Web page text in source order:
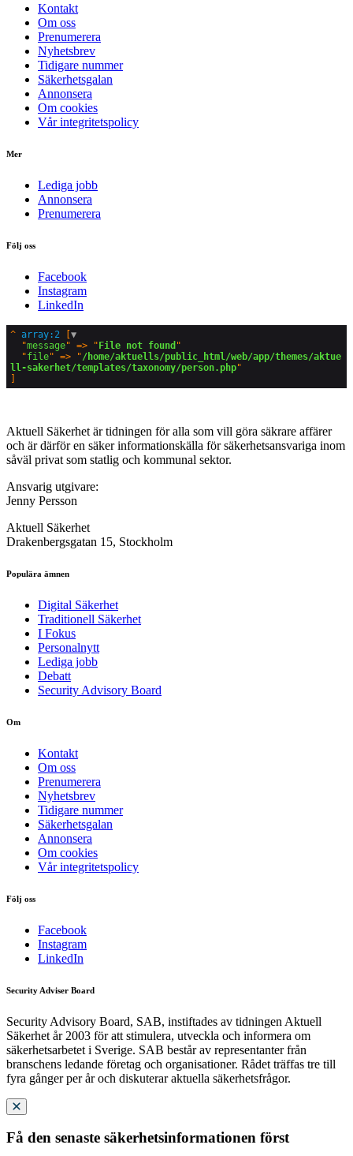
Kontakt
Om oss
Prenumerera
Nyhetsbrev
Tidigare nummer
Säkerhetsgalan
Annonsera
Om cookies
Vår integritetspolicy
Mer
Lediga jobb
Annonsera
Prenumerera
Följ oss
Facebook
Instagram
LinkedIn
^ array:2 [▼
  "
message" => "File not found "
  "
file" => "/home/aktuells/public_html/web/app/themes/aktue
ll-sakerhet/templates/taxonomy/person.php
Aktuell Säkerhet är tidningen för alla som vill göra säkrare affärer
och är därför en säker informationskälla för säkerhets­ansvariga inom
såväl privat som statlig och kommunal sektor.
Ansvarig utgivare:
Jenny Persson
Aktuell Säkerhet
Drakenbergsgatan 15, Stockholm
Populära ämnen
Digital Säkerhet
Traditionell Säkerhet
I Fokus
Personalnytt
Lediga jobb
Debatt
Security Advisory Board
Om
Kontakt
Om oss
Prenumerera
Nyhetsbrev
Tidigare nummer
Säkerhetsgalan
Annonsera
Om cookies
Vår integritetspolicy
Följ oss
Facebook
Instagram
LinkedIn
Security Adviser Board
Security Advisory Board, SAB, instiftades av tidningen Aktuell
Säkerhet år 2003 för att stimulera, utveckla och informera om
säkerhetsarbetet i Sverige. SAB består av representanter från
branschens ledande företag och organisationer. Rådet träffas tre till
fyra gånger per år och diskuterar aktuella säkerhetsfrågor.
Få den senaste säkerhetsinformationen först